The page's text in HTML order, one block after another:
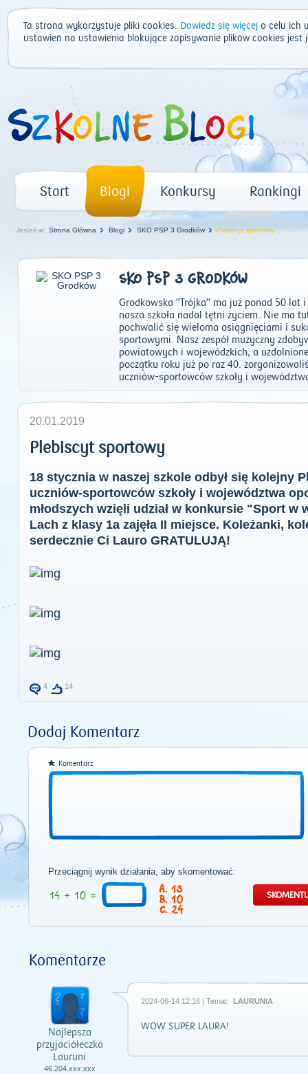
Ta strona wykorzystuje pliki cookies. Dowiedz się więcej o celu ich
ustawień na ustawienia blokujące zapisywanie plików cookies
Start Blogi Konkursy Rankingi
Jesteś w: Strona Główna Blogi SKO PSP 3 Grodków Plebiscyt sportowy
SKO PSP 3 GRODKÓW
Grodkowska "Trójka" ma już ponad 50 lat
nasza szkoła nadal tętni życiem. Nie ma
pochwalić się wieloma osiągnięciami i
sportowymi. Nasz zespół muzyczny
powiatowych i wojewódzkich, a
początku roku już po raz 40.
uczniów-sportowców szkoły i
20.01.2019
Plebiscyt sportowy
18 stycznia w naszej szkole odbył się kolejny
uczniów-sportowców szkoły i województwa
młodszych wzięli udział w konkursie "Sport w
Lach z klasy 1a zajęła II miejsce. Koleżanki,
serdecznie Ci Lauro GRATULUJĄ!
4 14
Dodaj Komentarz
Komentarz
Przeciągnij wynik działania, aby skomentować:
13
10
24
Komentarze
Najlepsza
przyjaciółeczka
Lauruni
46.204.xxx.xxx
2024-06-14 12:16 | Temat: LAURUNIA
WOW SUPER LAURA!